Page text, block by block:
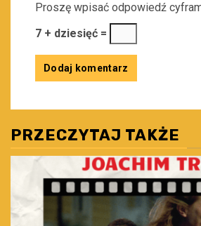
Proszę wpisać odpowiedź
7 + dziesięć =
PRZECZYTAJ TAKŻE